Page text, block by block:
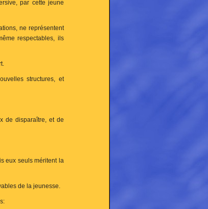
par cette jeune
ne représentent
respectables, ils
structures, et
de disparaître, et de
eux seuls méritent la
de la jeunesse.